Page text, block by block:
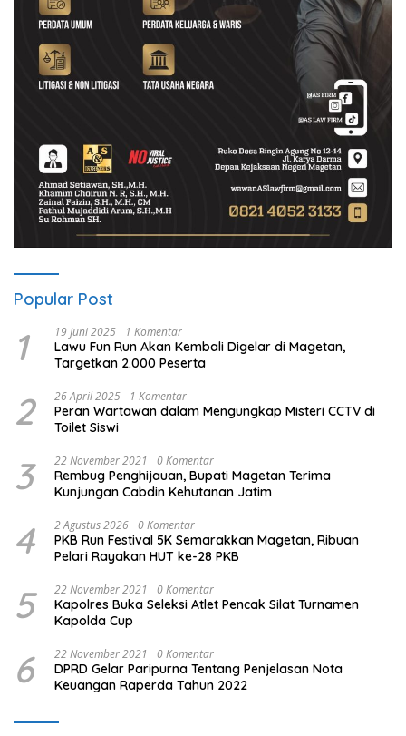
Popular Post
1 19 Juni 2025 1 Komentar
Lawu Fun Run Akan Kembali Digelar di Magetan,
Targetkan 2.000 Peserta
2 26 April 2025 1 Komentar
Peran Wartawan dalam Mengungkap Misteri CCTV di
Toilet Siswi
3 22 November 2021 0 Komentar
Rembug Penghijauan, Bupati Magetan Terima
Kunjungan Cabdin Kehutanan Jatim
4 2 Agustus 2026 0 Komentar
PKB Run Festival 5K Semarakkan Magetan, Ribuan
Pelari Rayakan HUT ke-28 PKB
5 22 November 2021 0 Komentar
Kapolres Buka Seleksi Atlet Pencak Silat Turnamen
Kapolda Cup
6 22 November 2021 0 Komentar
DPRD Gelar Paripurna Tentang Penjelasan Nota
Keuangan Raperda Tahun 2022